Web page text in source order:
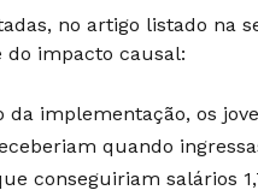
no artigo listado na
impacto causal:
da implementação, os
quando
conseguiriam salários